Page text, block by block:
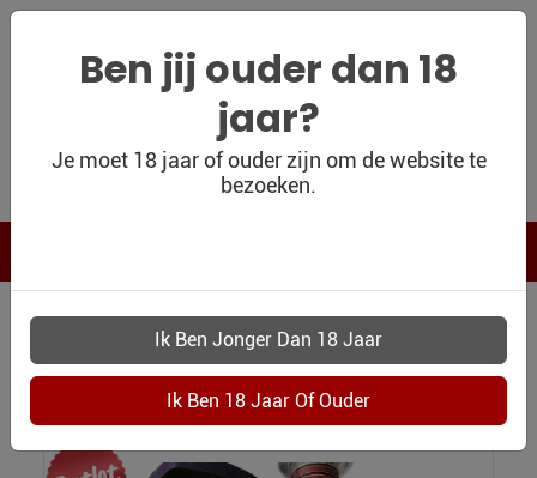
WIJNSHOP
WIJN BLOG
WIJN OUTLET
PERSOONLIJK-
WIJN-
KADOBON
Ben jij ouder dan 18
jaar?
Je moet 18 jaar of ouder zijn om de website te
bezoeken.
0929 OTARD COGNAC VSOP
Otard Cognac VSOP